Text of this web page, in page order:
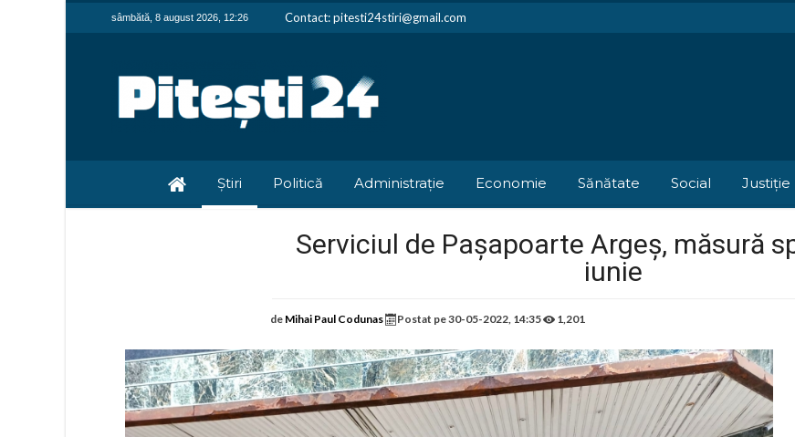
sâmbătă, 8 august 2026, 12:26 Contact: pitesti24stiri@gmail.com
Știri Politică Administrație Economie Sănătate Social Justiție
Serviciul de Pașapoarte Argeș, măsură
iunie
de Mihai Paul Codunas Postat pe30-05-2022, 14:35 1,201